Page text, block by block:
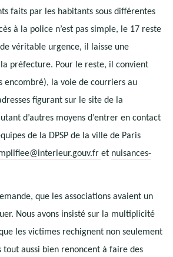
faits par les habitants sous différentes
à la police n’est pas simple, le 17 reste
véritable urgence, il laisse une
préfecture. Pour le reste, il convient
encombré), la voie de courriers au
figurant sur le site de la
d’autres moyens d’entrer en contact
de la DPSP de la ville de Paris
et nuisances-
que les associations avaient un
Nous avons insisté sur la multiplicité
les victimes rechignent non seulement
aussi bien renoncent à faire des